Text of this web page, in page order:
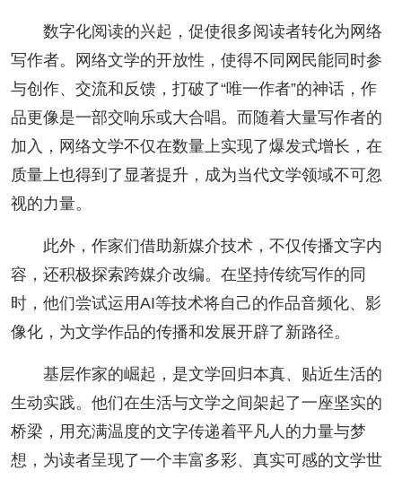
数字化阅读的兴起，促使很多阅读者转化为网络
写作者。网络文学的开放性，使得不同网民能同时参
与创作、交流和反馈，打破了“唯一作者”的神话，作
品更像是一部交响乐或大合唱。而随着大量写作者的
加入，网络文学不仅在数量上实现了爆发式增长，在
质量上也得到了显著提升，成为当代文学领域不可忽
视的力量。
此外，作家们借助新媒介技术，不仅传播文字内
容，还积极探索跨媒介改编。在坚持传统写作的同
时，他们尝试运用AI等技术将自己的作品音频化、影
像化，为文学作品的传播和发展开辟了新路径。
基层作家的崛起，是文学回归本真、贴近生活的
生动实践。他们在生活与文学之间架起了一座坚实的
桥梁，用充满温度的文字传递着平凡人的力量与梦
想，为读者呈现了一个丰富多彩、真实可感的文学世